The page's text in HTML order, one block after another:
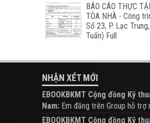
BÁO CÁO THỰC
TÒA NHÀ - Công
Số 23, P. Lạc
Tuấn) Full
NHẬN XÉT MỚI
EBOOKBKMT Cộng đồng Kỹ
Nam: Em đăng trên Group hỗ trợ
EBOOKBKMT Cộng đồng Kỹ